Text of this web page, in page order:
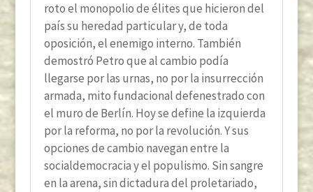
roto el monopolio de élites que hicieron del
país su heredad particular y, de toda
oposición, el enemigo interno. También
demostró Petro que al cambio podía
llegarse por las urnas, no por la insurrección
armada, mito fundacional defenestrado con
el muro de Berlín. Hoy se define la izquierda
por la reforma, no por la revolución. Y sus
opciones de cambio navegan entre la
socialdemocracia y el populismo. Sin sangre
en la arena, sin dictadura del proletariado,